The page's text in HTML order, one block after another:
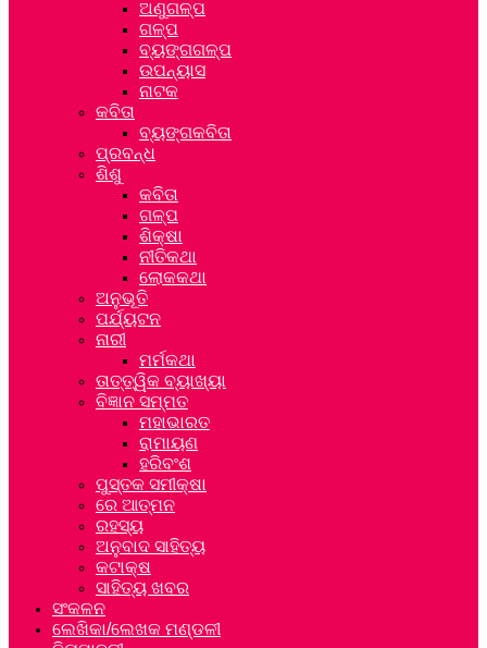
ଅଣୁଗଳ୍ପ
ଗଳ୍ପ
ବ୍ୟଙ୍ଗଗଳ୍ପ
ଉପନ୍ୟାସ
ନାଟକ
କବିତା
ବ୍ୟଙ୍ଗକବିତା
ପ୍ରବନ୍ଧ
ଶିଶୁ
କବିତା
ଗଳ୍ପ
ଶିକ୍ଷା
ନୀତିକଥା
ଲୋକକଥା
ଅନୁଭୂତି
ପର୍ଯ୍ୟଟନ
ନାରୀ
ମର୍ମକଥା
ତାତ୍ତ୍ୱିକ ବ୍ୟାଖ୍ୟା
ବିଜ୍ଞାନ ସମ୍ମତ
ମହାଭାରତ
ରାମାୟଣ
ହରିବଂଶ
ପୁସ୍ତକ ସମୀକ୍ଷା
ରେ ଆତ୍ମନ
ରହସ୍ୟ
ଅନୁବାଦ ସାହିତ୍ୟ
କଟାକ୍ଷ
ସାହିତ୍ୟ ଖବର
ସଂକଳନ
ଲେଖିକା/ଲେଖକ ମଣ୍ଡଳୀ